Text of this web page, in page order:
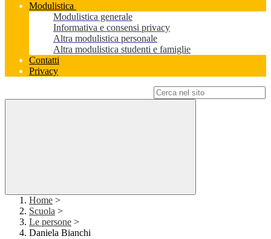
Modulistica
Modulistica generale
Informativa e consensi privacy
Altra modulistica personale
Altra modulistica studenti e famiglie
Contatti
Privacy
Home >
Scuola >
Le persone >
Daniela Bianchi